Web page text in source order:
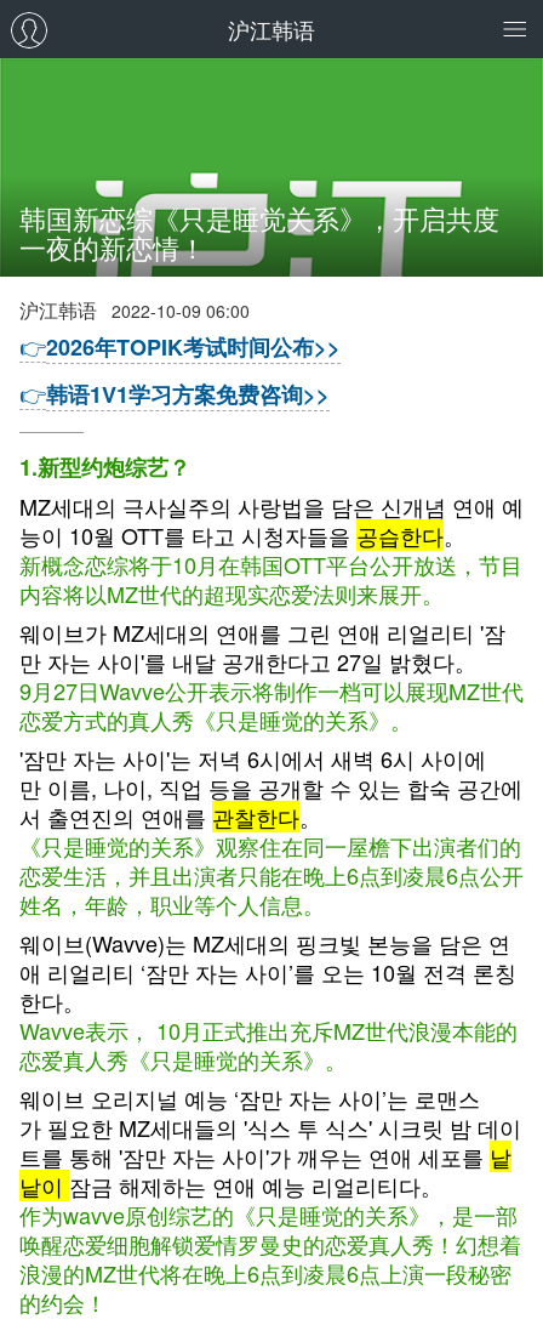
沪江韩语
韩国新恋综《只是睡觉关系》，开启共度
一夜的新恋情！
沪江韩语 2022-10-09 06:00
👉2026年TOPIK考试时间公布>>
👉韩语1V1学习方案免费咨询>>
1.新型约炮综艺？
MZ세대의 극사실주의 사랑법을 담은 신개념 연애 예
능이 10월 OTT를 타고 시청자들을 공습한다。
新概念恋综将于10月在韩国OTT平台公开放送，节目
内容将以MZ世代的超现实恋爱法则来展开。
웨이브가 MZ세대의 연애를 그린 연애 리얼리티 '잠
만 자는 사이'를 내달 공개한다고 27일 밝혔다。
9月27日Wavve公开表示将制作一档可以展现MZ世代
恋爱方式的真人秀《只是睡觉的关系》。
'잠만 자는 사이'는 저녁 6시에서 새벽 6시 사이에
만 이름, 나이, 직업 등을 공개할 수 있는 합숙 공간에
서 출연진의 연애를 관찰한다。
《只是睡觉的关系》观察住在同一屋檐下出演者们的
恋爱生活，并且出演者只能在晚上6点到凌晨6点公开
姓名，年龄，职业等个人信息。
웨이브(Wavve)는 MZ세대의 핑크빛 본능을 담은 연
애 리얼리티 ‘잠만 자는 사이’를 오는 10월 전격 론칭
한다。
Wavve表示， 10月正式推出充斥MZ世代浪漫本能的
恋爱真人秀《只是睡觉的关系》。
웨이브 오리지널 예능 ‘잠만 자는 사이’는 로맨스
가 필요한 MZ세대들의 '식스 투 식스'시크릿 밤 데이
트를 통해 '잠만 자는 사이'가깨우는 연애 세포를 낱
낱이 잠금 해제하는 연애 예능 리얼리티다。
作为wavve原创综艺的《只是睡觉的关系》，是一部
唤醒恋爱细胞解锁爱情罗曼史的恋爱真人秀！幻想着
浪漫的MZ世代将在晚上6点到凌晨6点上演一段秘密
的约会！